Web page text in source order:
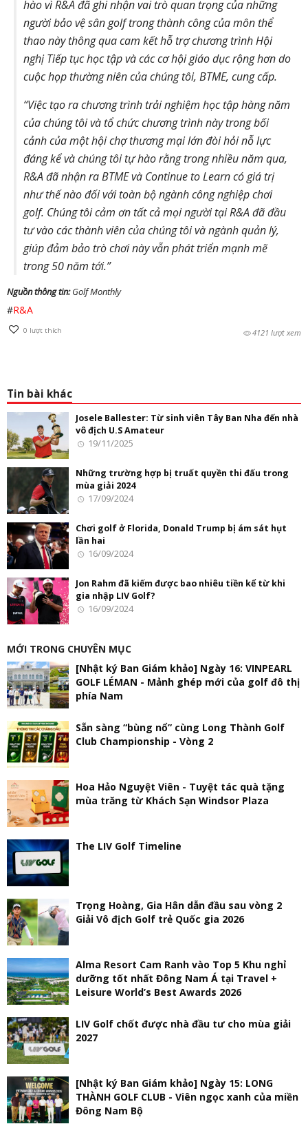
hào vì R&A đã ghi nhận vai trò quan trọng của những
người bảo vệ sân golf trong thành công của môn thể
thao này thông qua cam kết hỗ trợ chương trình Hội
nghị Tiếp tục học tập và các cơ hội giáo dục rộng hơn do
cuộc họp thường niên của chúng tôi, BTME, cung cấp.
“Việc tạo ra chương trình trải nghiệm học tập hàng năm
của chúng tôi và tổ chức chương trình này trong bối
cảnh của một hội chợ thương mại lớn đòi hỏi nỗ lực
đáng kể và chúng tôi tự hào rằng trong nhiều năm qua,
R&A đã nhận ra BTME và Continue to Learn có giá trị
như thế nào đối với toàn bộ ngành công nghiệp chơi
golf. Chúng tôi cảm ơn tất cả mọi người tại R&A đã đầu
tư vào các thành viên của chúng tôi và ngành quản lý,
giúp đảm bảo trò chơi này vẫn phát triển mạnh mẽ
trong 50 năm tới.”
Nguồn thông tin:Golf Monthly
#R&A
0 lượt thích 4121 lượt xem
Tin bài khác
Josele Ballester: Từ sinh viên Tây Ban Nha đến nhà
vô địch U.S Amateur
19/11/2025
Những trường hợp bị truất quyền thi đấu trong
mùa giải 2024
17/09/2024
Chơi golf ở Florida, Donald Trump bị ám sát hụt
lần hai
16/09/2024
Jon Rahm đã kiếm được bao nhiêu tiền kể từ khi
gia nhập LIV Golf?
16/09/2024
MỚI TRONG CHUYÊN MỤC
[Nhật ký Ban Giám khảo] Ngày 16: VINPEARL
GOLF LÉMAN - Mảnh ghép mới của golf đô thị
phía Nam
Sẵn sàng “bùng nổ” cùng Long Thành Golf
Club Championship - Vòng 2
Hoa Hảo Nguyệt Viên - Tuyệt tác quà tặng
mùa trăng từ Khách Sạn Windsor Plaza
The LIV Golf Timeline
Trọng Hoàng, Gia Hân dẫn đầu sau vòng 2
Giải Vô địch Golf trẻ Quốc gia 2026
Alma Resort Cam Ranh vào Top 5 Khu nghỉ
dưỡng tốt nhất Đông Nam Á tại Travel +
Leisure World’s Best Awards 2026
LIV Golf chốt được nhà đầu tư cho mùa giải
2027
[Nhật ký Ban Giám khảo] Ngày 15: LONG
THÀNH GOLF CLUB - Viên ngọc xanh của miền
Đông Nam Bộ